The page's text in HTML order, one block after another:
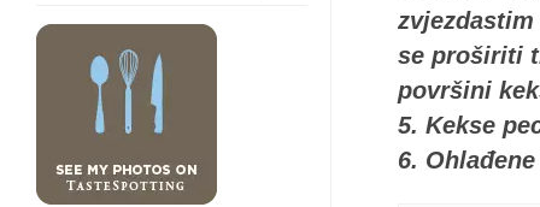
se proširiti
površini
5. Kekse
6.